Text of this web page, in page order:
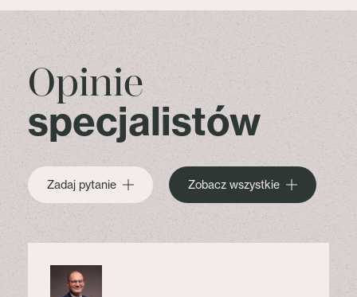
Opinie
specjalistów
Zadaj pytanie Zobacz wszystkie